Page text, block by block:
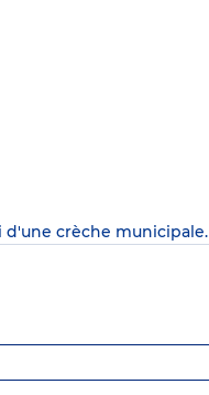
d'une crèche municipale.